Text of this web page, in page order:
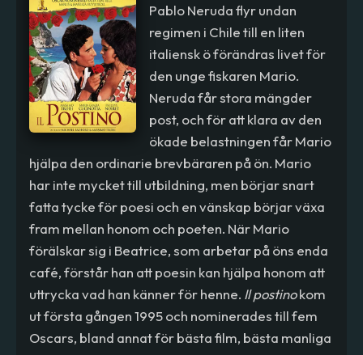
Pablo Neruda flyr undan
regimen i Chile till en liten
italiensk ö förändras livet för
den unge fiskaren Mario.
Neruda får stora mängder
post, och för att klara av den
ökade belastningen får Mario
hjälpa den ordinarie brevbäraren på ön. Mario
har inte mycket till utbildning, men börjar snart
fatta tycke för poesi och en vänskap börjar växa
fram mellan honom och poeten. När Mario
förälskar sig i Beatrice, som arbetar på öns enda
café, förstår han att poesin kan hjälpa honom att
uttrycka vad han känner för henne. Il postinokom
ut första gången 1995 och nominerades till fem
Oscars, bland annat för bästa film, bästa manliga